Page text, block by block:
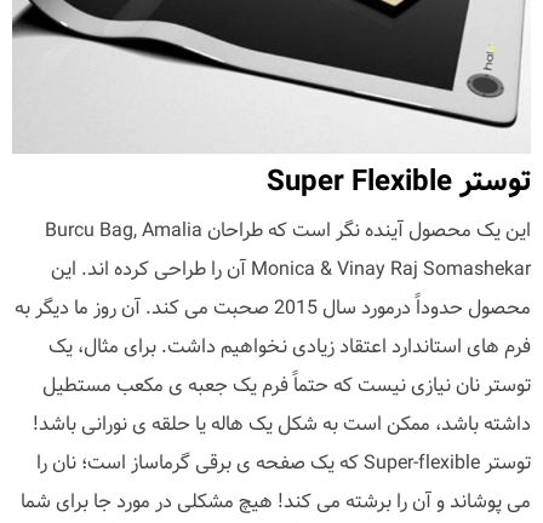
توستر Super Flexible
این یک محصول آینده نگر است که طراحان Burcu Bag, Amalia
Monica & Vinay Raj Somashekar آن را طراحی کرده اند. این
محصول حدوداً درمورد سال 2015 صحبت می کند. آن روز ما دیگر به
فرم های استاندارد اعتقاد زیادی نخواهیم داشت. برای مثال، یک
توستر نان نیازی نیست که حتماً فرم یک جعبه ی مکعب مستطیل
داشته باشد، ممکن است به شکل یک هاله یا حلقه ی نورانی باشد!
توستر Super-flexible که یک صفحه ی برقی گرماساز است؛ نان را
می پوشاند و آن را برشته می کند! هیچ مشکلی در مورد جا برای شما